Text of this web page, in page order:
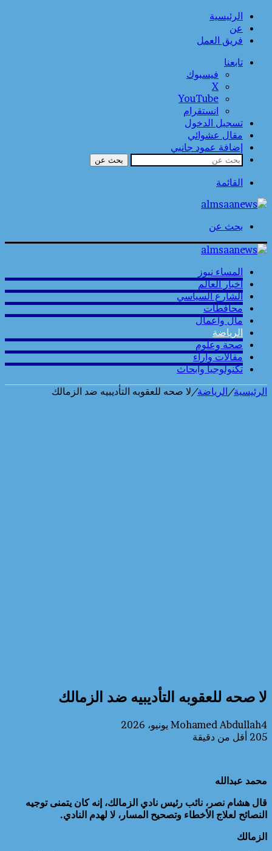
الرئيسية
عن
فريق العمل
تابعنا
فيسبوك
‫X
‫YouTube
انستقرام
تسجيل الدخول
مقال عشوائي
إضافة عمود جانبي
بحث عن
القائمة
بحث عن
المساء نيوز
أخبار العالم
الشارع السياسي
محافطات
مال واعمال
الرياضة
صحة وعلوم
مقالات وارآء
تكنولوجيا وابحاث
الرئيسية/الرياضة/لا صحه للعقوبه التأديبيه ضد الزمالك
لا صحه للعقوبه التأديبيه ضد الزمالك
Mohamed Abdullah4 يونيو، 2026
205 أقل من دقيقة
محمد عبدالله
قال هشام نصر، نائب رئيس نادي الزمالك، إنه كان يتمنى توجيه
النصائح لعلاج الأخطاء وتصحيح المسار، لا لهدم النادي.
الزمالك